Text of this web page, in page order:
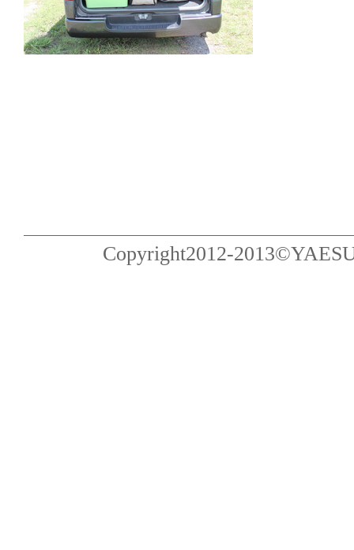
Copyright2012-